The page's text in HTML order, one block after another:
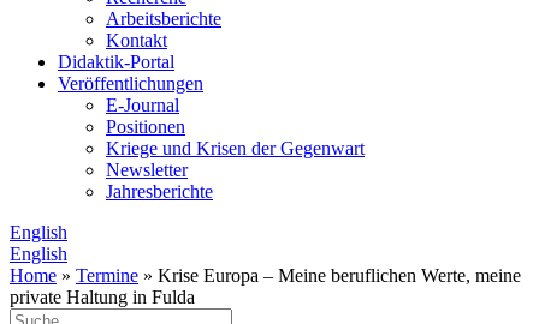
Arbeitsberichte
Kontakt
Didaktik-Portal
Veröffentlichungen
E­-Journal
Positionen
Kriege und Krisen der Gegenwart
Newsletter
Jahresberichte
English
English
Home » Termine » Krise Europa – Meine beruflichen Werte, meine
private Haltung in Fulda